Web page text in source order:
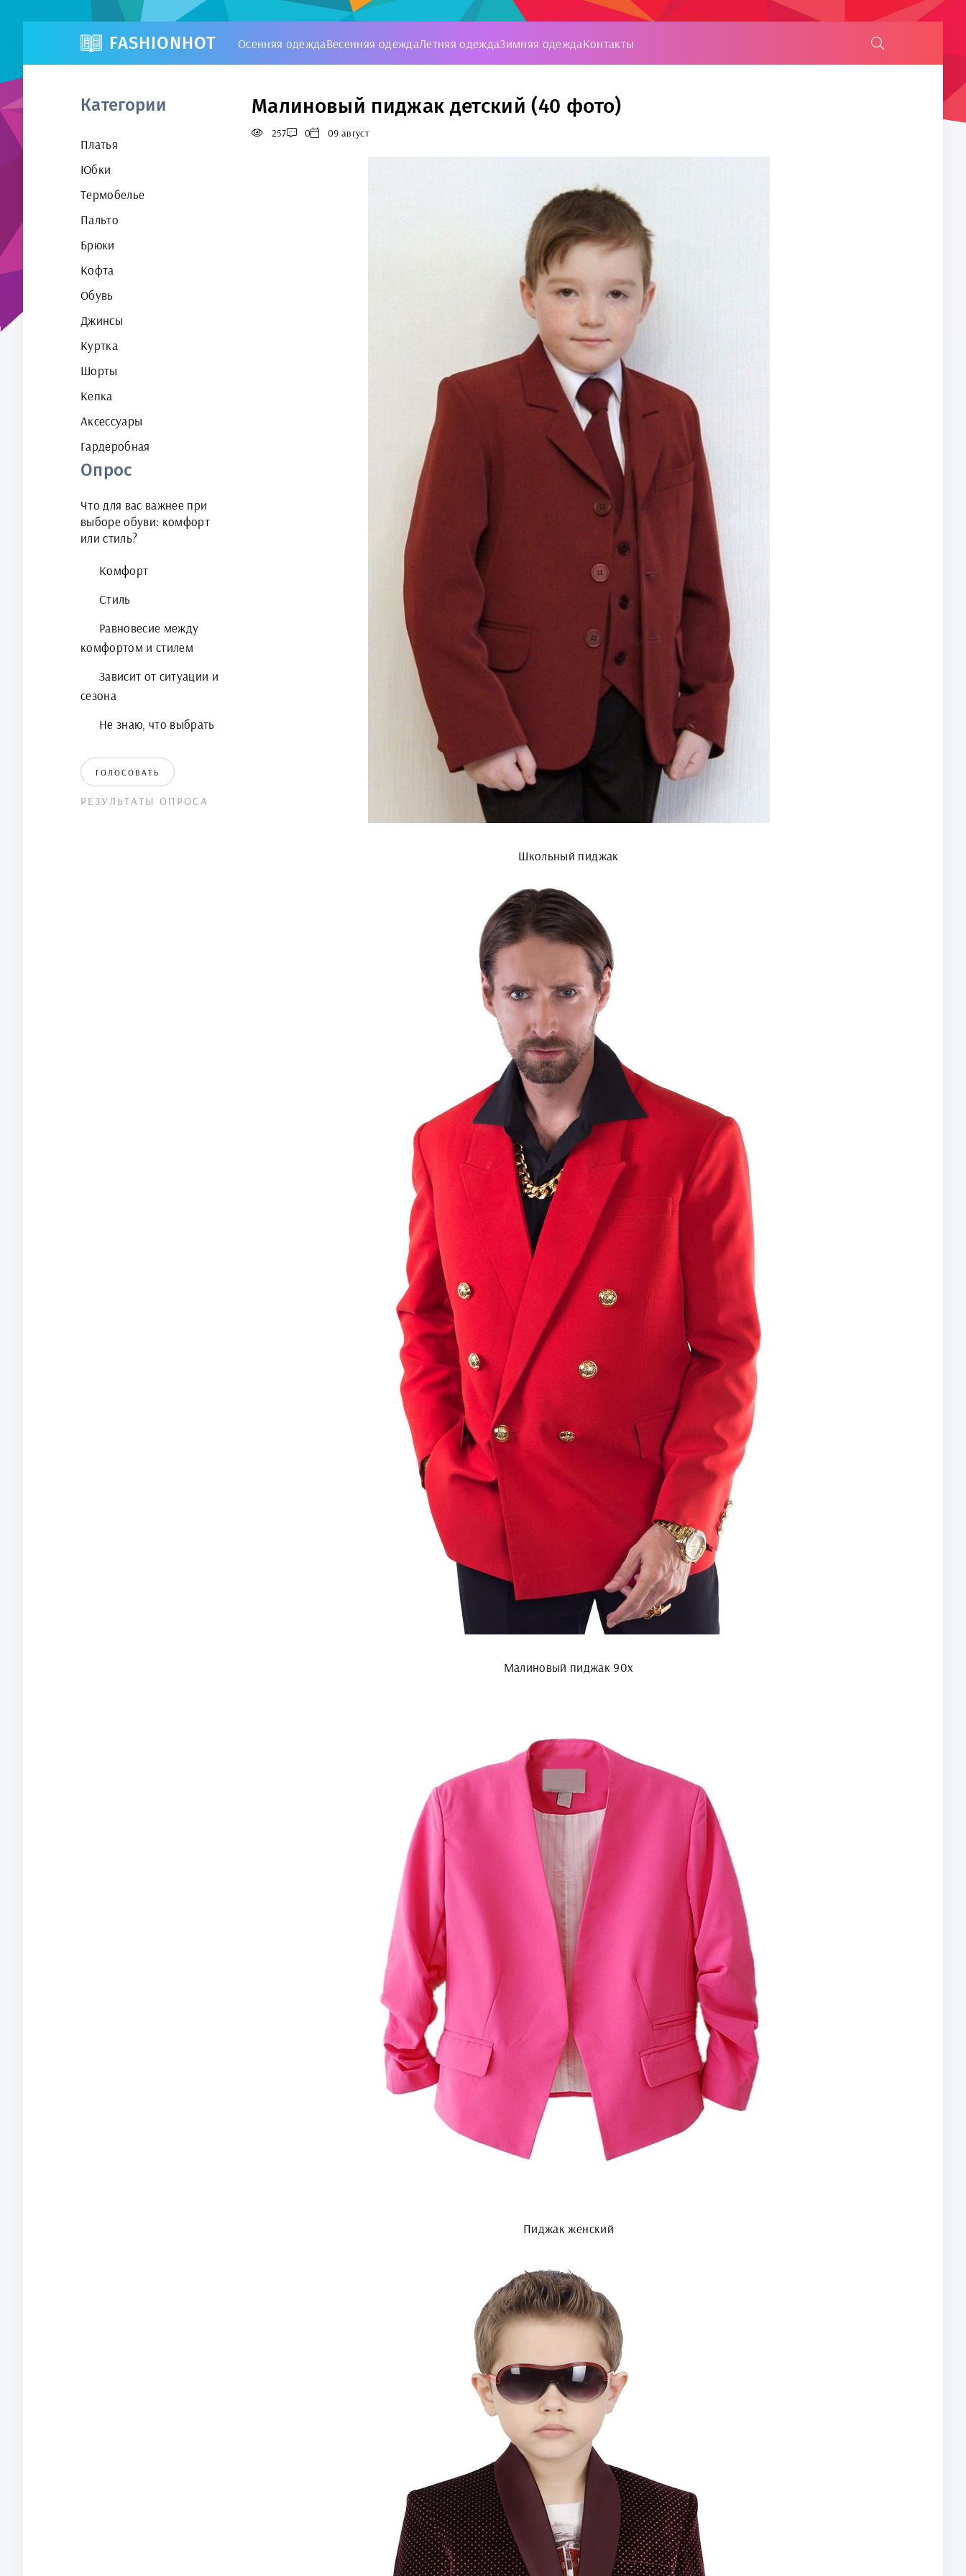
FASHIONHOT Осенняя одеждаВесенняя одеждаЛетняя одеждаЗимняя одеждаКонтакты
Категории
Платья
Юбки
Термобелье
Пальто
Брюки
Кофта
Обувь
Джинсы
Куртка
Шорты
Кепка
Аксессуары
Гардеробная
Опрос
Что для вас важнее при
выборе обуви: комфорт
или стиль?
Комфорт
Стиль
Равновесие между
комфортом и стилем
Зависит от ситуации и
сезона
Не знаю, что выбрать
ГОЛОСОВАТЬ
РЕЗУЛЬТАТЫ ОПРОСА
Малиновый пиджак детский (40 фото)
257 0 09 август
Школьный пиджак
Малиновый пиджак 90х
Пиджак женский